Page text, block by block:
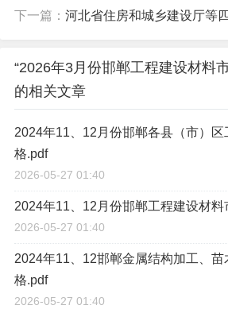
下一篇： 河北省住房和城乡建设厅等四部门关于2026年度河北省二级造价
“2026年3月份邯郸工程建设材料
的相关文章
2024年11、12月份邯郸各县（市）
格.pdf
2026-05-27 01:40
2024年11、12月份邯郸工程建设材
2026-05-27 01:40
2024年11、12邯郸金属结构加工、
格.pdf
2026-05-27 01:40